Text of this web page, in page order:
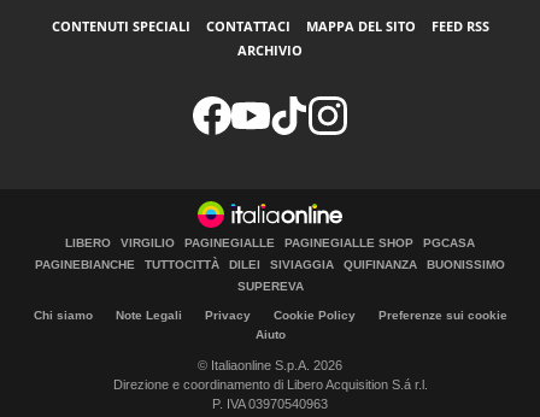
CONTENUTI SPECIALI CONTATTACI MAPPA DEL SITO
FEED RSS
ARCHIVIO
LIBERO VIRGILIO PAGINEGIALLE PAGINEGIALLE SHOP
PGCASA
PAGINEBIANCHE
TUTTOCITTÀ DILEI SIVIAGGIA QUIFINANZA
BUONISSIMO
SUPEREVA
Chi siamo Note Legali Privacy Cookie Policy
Preferenze sui cookie
Aiuto
© Italiaonline S.p.A. 2026
Direzione e coordinamento di Libero Acquisition S.á r.l.
P. IVA 03970540963